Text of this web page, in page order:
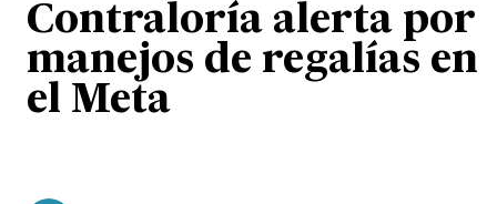
Contraloría alerta por
manejos de regalías en
el Meta